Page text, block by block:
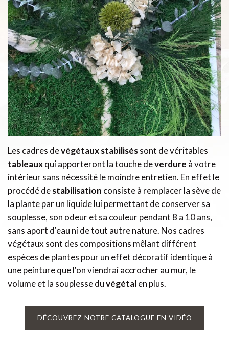
Les cadres devégétaux stabiliséssont de véritables
tableauxqui apporteront la touche deverdure à votre
intérieur sans nécessité le moindre entretien. En effet le
procédé destabilisation consiste à remplacer la sève de
la plante par un liquide lui permettant de conserver sa
souplesse, son odeur et sa couleur pendant 8 a 10 ans,
sans aport d'eau ni de tout autre nature. Nos cadres
végétaux sont des compositions mêlant différent
espèces de plantes pour un effet décoratif identique à
une peinture que l'on viendrai accrocher au mur, le
volume et la souplesse duvégétalen plus.
DÉCOUVREZ NOTRE CATALOGUE EN VIDÉO